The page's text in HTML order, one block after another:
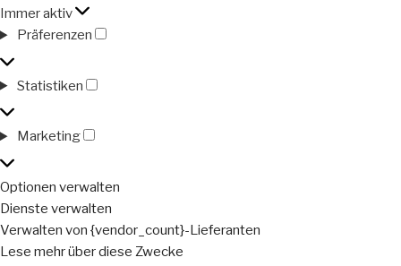
Funktional
Immer aktiv
Präferenzen
Präferenzen
Statistiken
Statistiken
Marketing
Marketing
Optionen verwalten
Dienste verwalten
Verwalten von {vendor_count}-Lieferanten
Lese mehr über diese Zwecke